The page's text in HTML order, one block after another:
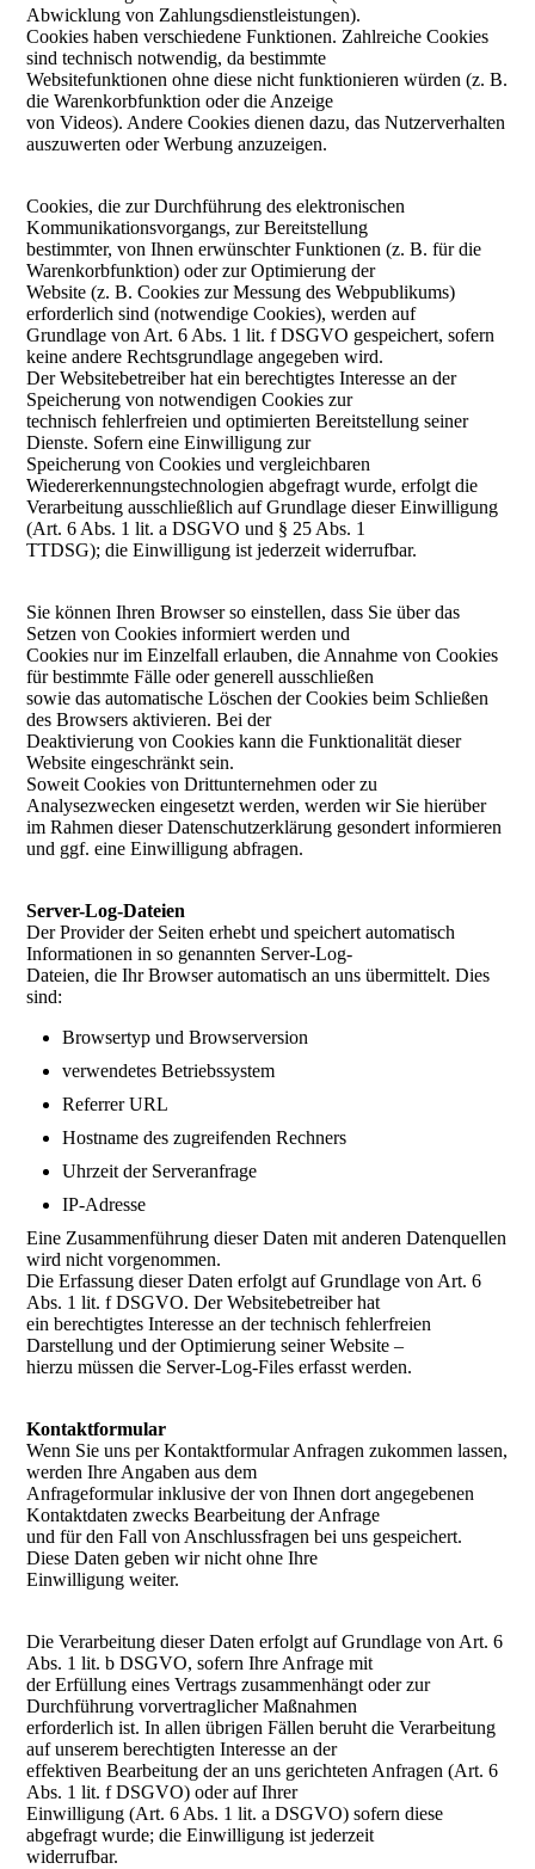
Abwicklung von Zahlungsdienstleistungen).
Cookies haben verschiedene Funktionen. Zahlreiche Cookies
sind technisch notwendig, da bestimmte
Websitefunktionen ohne diese nicht funktionieren würden (z. B.
die Warenkorbfunktion oder die Anzeige
von Videos). Andere Cookies dienen dazu, das Nutzerverhalten
auszuwerten oder Werbung anzuzeigen.
Cookies, die zur Durchführung des elektronischen
Kommunikationsvorgangs, zur Bereitstellung
bestimmter, von Ihnen erwünschter Funktionen (z. B. für die
Warenkorbfunktion) oder zur Optimierung der
Website (z. B. Cookies zur Messung des Webpublikums)
erforderlich sind (notwendige Cookies), werden auf
Grundlage von Art. 6 Abs. 1 lit. f DSGVO gespeichert, sofern
keine andere Rechtsgrundlage angegeben wird.
Der Websitebetreiber hat ein berechtigtes Interesse an der
Speicherung von notwendigen Cookies zur
technisch fehlerfreien und optimierten Bereitstellung seiner
Dienste. Sofern eine Einwilligung zur
Speicherung von Cookies und vergleichbaren
Wiedererkennungstechnologien abgefragt wurde, erfolgt die
Verarbeitung ausschließlich auf Grundlage dieser Einwilligung
(Art. 6 Abs. 1 lit. a DSGVO und § 25 Abs. 1
TTDSG); die Einwilligung ist jederzeit widerrufbar.
Sie können Ihren Browser so einstellen, dass Sie über das
Setzen von Cookies informiert werden und
Cookies nur im Einzelfall erlauben, die Annahme von Cookies
für bestimmte Fälle oder generell ausschließen
sowie das automatische Löschen der Cookies beim Schließen
des Browsers aktivieren. Bei der
Deaktivierung von Cookies kann die Funktionalität dieser
Website eingeschränkt sein.
Soweit Cookies von Drittunternehmen oder zu
Analysezwecken eingesetzt werden, werden wir Sie hierüber
im Rahmen dieser Datenschutzerklärung gesondert informieren
und ggf. eine Einwilligung abfragen.
Server-Log-Dateien
Der Provider der Seiten erhebt und speichert automatisch
Informationen in so genannten Server-Log-
Dateien, die Ihr Browser automatisch an uns übermittelt. Dies
sind:
Browsertyp und Browserversion
verwendetes Betriebssystem
Referrer URL
Hostname des zugreifenden Rechners
Uhrzeit der Serveranfrage
IP-Adresse
Eine Zusammenführung dieser Daten mit anderen Datenquellen
wird nicht vorgenommen.
Die Erfassung dieser Daten erfolgt auf Grundlage von Art. 6
Abs. 1 lit. f DSGVO. Der Websitebetreiber hat
ein berechtigtes Interesse an der technisch fehlerfreien
Darstellung und der Optimierung seiner Website –
hierzu müssen die Server-Log-Files erfasst werden.
Kontaktformular
Wenn Sie uns per Kontaktformular Anfragen zukommen lassen,
werden Ihre Angaben aus dem
Anfrageformular inklusive der von Ihnen dort angegebenen
Kontaktdaten zwecks Bearbeitung der Anfrage
und für den Fall von Anschlussfragen bei uns gespeichert.
Diese Daten geben wir nicht ohne Ihre
Einwilligung weiter.
Die Verarbeitung dieser Daten erfolgt auf Grundlage von Art. 6
Abs. 1 lit. b DSGVO, sofern Ihre Anfrage mit
der Erfüllung eines Vertrags zusammenhängt oder zur
Durchführung vorvertraglicher Maßnahmen
erforderlich ist. In allen übrigen Fällen beruht die Verarbeitung
auf unserem berechtigten Interesse an der
effektiven Bearbeitung der an uns gerichteten Anfragen (Art. 6
Abs. 1 lit. f DSGVO) oder auf Ihrer
Einwilligung (Art. 6 Abs. 1 lit. a DSGVO) sofern diese
abgefragt wurde; die Einwilligung ist jederzeit
widerrufbar.